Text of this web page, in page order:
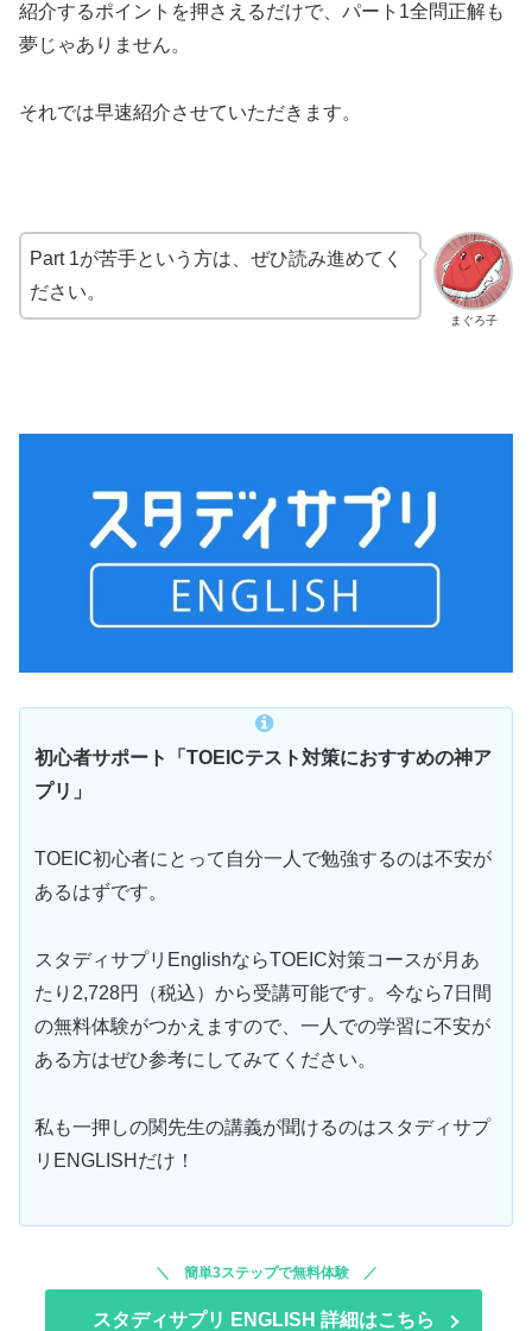
紹介するポイントを押さえるだけで、パート1全問正解も
夢じゃありません。
それでは早速紹介させていただきます。
まぐろ子
Part 1が苦手という方は、ぜひ読み進めてく
ださい。
初心者サポート「TOEICテスト対策におすすめの神ア
プリ」
TOEIC初心者にとって自分一人で勉強するのは不安が
あるはずです。
スタディサプリEnglishならTOEIC対策コースが月あ
たり2,728円（税込）から受講可能です。今なら7日間
の無料体験がつかえますので、一人での学習に不安が
ある方はぜひ参考にしてみてください。
私も一押しの関先生の講義が聞けるのはスタディサプ
リENGLISHだけ！
簡単3ステップで無料体験
スタディサプリ ENGLISH 詳細はこちら